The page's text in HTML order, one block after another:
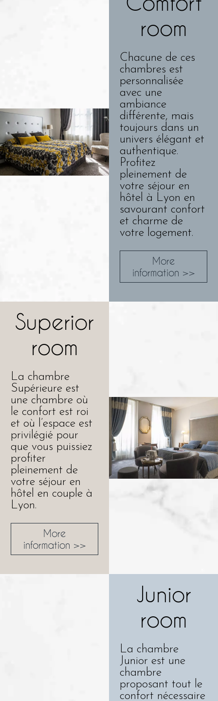
room
Chacune de ces
chambres est
personnalisée
avec une
ambiance
différente, mais
toujours dans un
univers élégant et
authentique.
Profitez
pleinement de
votre séjour en
hôtel à Lyon en
savourant confort
et charme de
votre logement.
More
information >>
Superior
room
La chambre
Supérieure est
une chambre où
le confort est roi
et où l’espace est
privilégié pour
que vous puissiez
profiter
pleinement de
votre séjour en
hôtel en couple à
Lyon.
More
information >>
Junior
room
La chambre
Junior est une
chambre
proposant tout le
confort nécessaire